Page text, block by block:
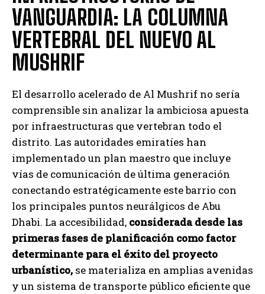
VANGUARDIA: LA COLUMNA
VERTEBRAL DEL NUEVO AL
MUSHRIF
El desarrollo acelerado de Al Mushrif no sería
comprensible sin analizar la ambiciosa apuesta
por infraestructuras que vertebran todo el
distrito. Las autoridades emiratíes han
implementado un plan maestro que incluye
vías de comunicación de última generación
conectando estratégicamente este barrio con
los principales puntos neurálgicos de Abu
Dhabi. La accesibilidad, considerada desde las
primeras fases de planificación como factor
determinante para el éxito del proyecto
urbanístico, se materializa en amplias avenidas
y un sistema de transporte público eficiente que